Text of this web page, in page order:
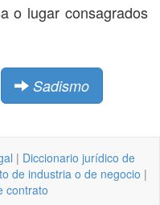
o lugar consagrados
Sadismo
| Diccionario jurídico de
de industria o de negocio |
contrato